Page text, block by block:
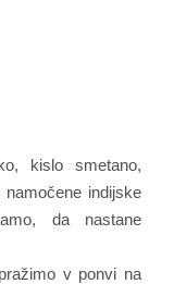
kislo smetano,
indijske
da nastane
v ponvi na